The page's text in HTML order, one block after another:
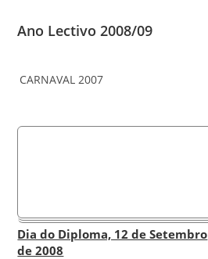
Ano Lectivo 2008/09
CARNAVAL 2007
Dia do Diploma, 12 de Setembro
de 2008